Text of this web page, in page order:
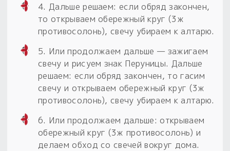
4. Дальше решаем: если обряд закончен,
то открываем обережный круг (3ж
противосолонь), свечу убираем к алтарю.
5. Или продолжаем дальше — зажигаем
свечу и рисуем знак Перуницы. Дальше
решаем: если обряд закончен, то гасим
свечу и открываем обережный круг (3ж
противосолонь), свечу убираем к алтарю.
6. Или продолжаем дальше: открываем
обережный круг (3ж противосолонь) и
делаем обход со свечей вокруг дома.